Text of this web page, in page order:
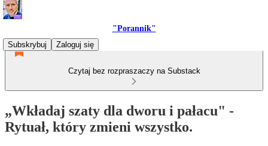
"Porannik"
Subskrybuj
Zaloguj się
Czytaj bez rozpraszaczy na Substack
„Wkładaj szaty dla dworu i pałacu" -
Rytuał, który zmieni wszystko.